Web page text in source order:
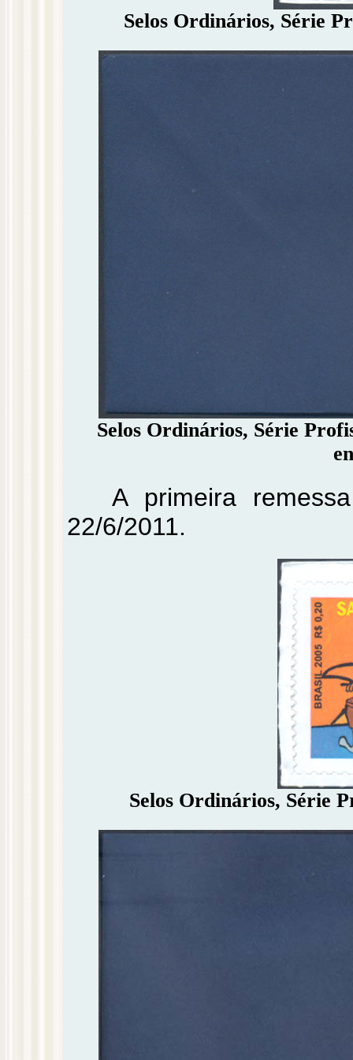
Selos Ordinários, Série
Selos Ordinários, Série
A primeira
22/6/2011.
Selos Ordinários, Série